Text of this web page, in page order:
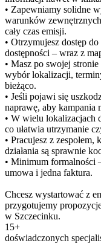
• Zapewniamy solidne
warunków
cały czas emisji.
• Otrzymujesz dostęp
dostępności – wraz z
• Masz po swojej
wybór lokalizacji,
bieżąco.
• Jeśli pojawi się
naprawę, aby kampania
• W wielu lokalizacjach
co ułatwia utrzymanie
• Pracujesz z
działania są sprawnie
• Minimum formalności
umowa i jedna faktura.
Chcesz wystartować z
przygotujemy
w Szczecinku.
15+
doświadczonych